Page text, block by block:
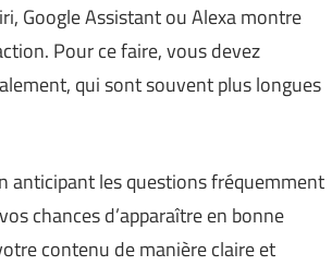
Google Assistant ou Alexa montre
Pour ce faire, vous devez
qui sont souvent plus longues
anticipant les questions fréquemment
chances d’apparaître en bonne
contenu de manière claire et